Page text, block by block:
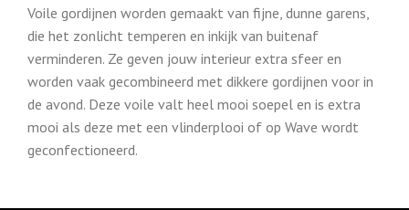
Voile gordijnen worden gemaakt van fijne, dunne garens,
die het zonlicht temperen en inkijk van buitenaf
verminderen. Ze geven jouw interieur extra sfeer en
worden vaak gecombineerd met dikkere gordijnen voor in
de avond. Deze voile valt heel mooi soepel en is extra
mooi als deze met een vlinderplooi of op Wave wordt
geconfectioneerd.